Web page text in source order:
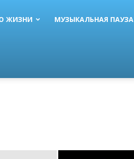
ЖИЗНИ МУЗЫКАЛЬНАЯ ПАУЗА